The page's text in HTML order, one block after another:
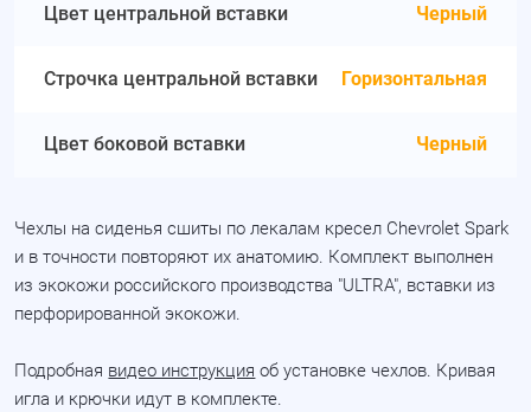
Цвет центральной вставки Черный
Строчка центральной вставки Горизонтальная
Цвет боковой вставки Черный
Чехлы на сиденья сшиты по лекалам кресел Chevrolet Spark
и в точности повторяют их анатомию. Комплект выполнен
из экокожи российского производства "ULTRA", вставки из
перфорированной экокожи.
Подробная видео инструкция об установке чехлов. Кривая
игла и крючки идут в комплекте.